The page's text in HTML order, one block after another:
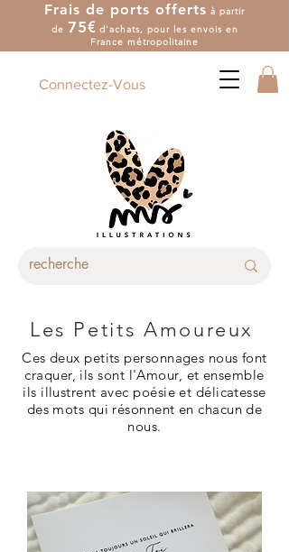
Frais de ports offerts à partir
de 75€ d'achats, pour les envois en
France métropolitaine
Connectez-Vous
Les Petits Amoureux
Ces deux petits personnages nous font
craquer, ils sont l'Amour, et ensemble
ils illustrent avec poésie et délicatesse
des mots qui résonnent en chacun de
nous.